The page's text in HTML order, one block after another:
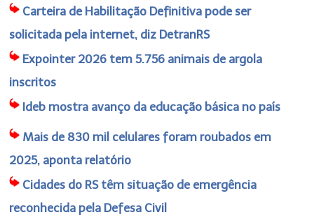
Carteira de Habilitação Definitiva pode ser
solicitada pela internet, diz DetranRS
Expointer 2026 tem 5.756 animais de argola
inscritos
Ideb mostra avanço da educação básica no país
Mais de 830 mil celulares foram roubados em
2025, aponta relatório
Cidades do RS têm situação de emergência
reconhecida pela Defesa Civil